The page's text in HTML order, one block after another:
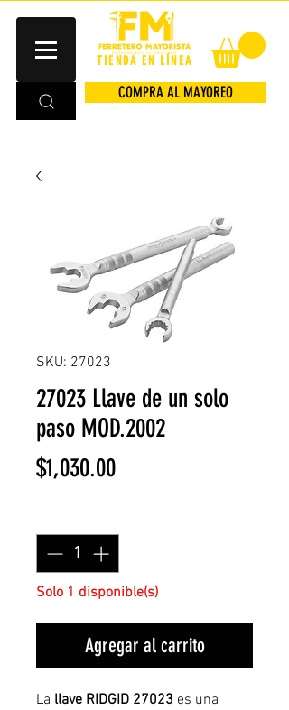
TIENDA EN LÍNEA
COMPRA AL MAYOREO
SKU: 27023
27023 Llave de un solo
paso MOD.2002
$1,030.00Precio
Solo 1 disponible(s)
Agregar al carrito
La llave RIDGID 27023 es una